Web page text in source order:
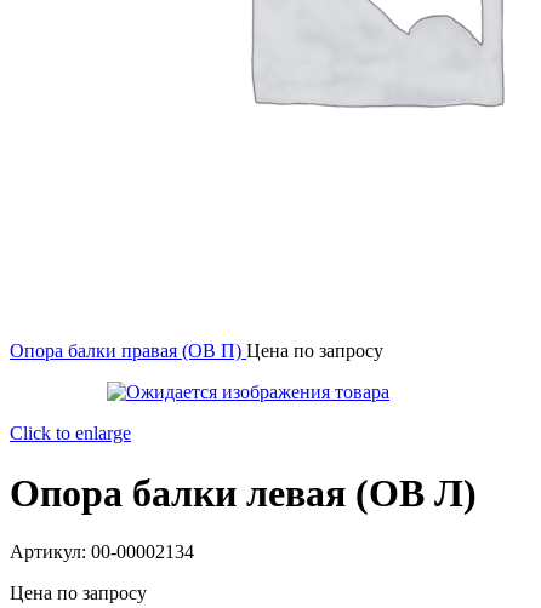
Опора балки правая (OB П) Цена по запросу
Click to enlarge
Опора балки левая (OB Л)
Артикул: 00-00002134
Цена по запросу